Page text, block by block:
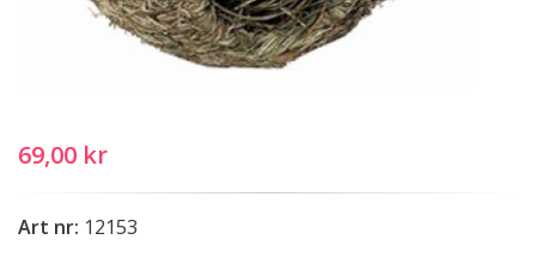
69,00 kr
Art nr: 12153